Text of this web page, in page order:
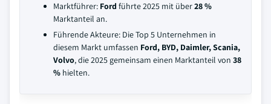
Marktführer: Ford führte 2025 mit über28 %
Marktanteil an.
Führende Akteure: Die Top 5 Unternehmen in
diesem Markt umfassen Ford, BYD, Daimler, Scania,
Volvo, die 2025 gemeinsam einen Marktanteil von 38
% hielten.